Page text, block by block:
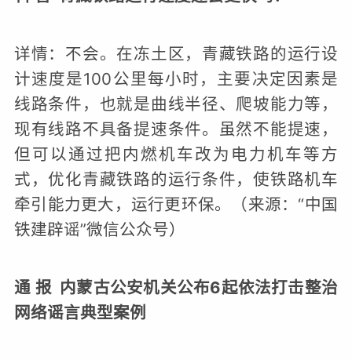
详情：不会。在冻土区，青藏铁路的运行设
计速度是100公里每小时，主要决定因素是
线路条件，也就是曲线半径、爬坡能力等，
现有线路不具备提速条件。虽然不能提速，
但可以通过把内燃机车改为电力机车等方
式，优化青藏铁路的运行条件，使铁路机车
牵引能力更大，运行更环保。（来源：“中国
铁建辟谣”微信公众号）
通 报 内蒙古公安机关公布6起依法打击整治
网络谣言典型案例